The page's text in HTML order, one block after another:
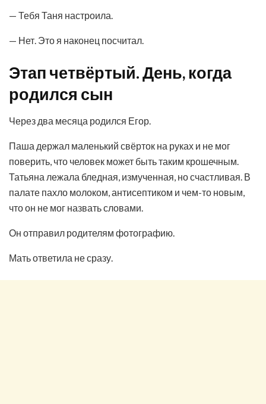
— Тебя Таня настроила.
— Нет. Это я наконец посчитал.
Этап четвёртый. День, когда
родился сын
Через два месяца родился Егор.
Паша держал маленький свёрток на руках и не мог
поверить, что человек может быть таким крошечным.
Татьяна лежала бледная, измученная, но счастливая. В
палате пахло молоком, антисептиком и чем-то новым,
что он не мог назвать словами.
Он отправил родителям фотографию.
Мать ответила не сразу.